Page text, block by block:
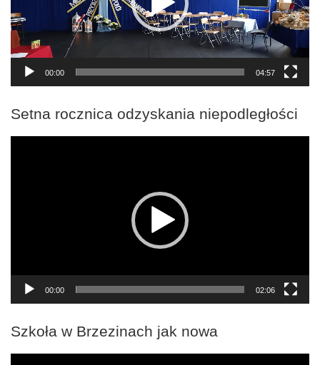
00:00 04:57
Setna rocznica odzyskania niepodległości
00:00 02:06
Szkoła w Brzezinach jak nowa